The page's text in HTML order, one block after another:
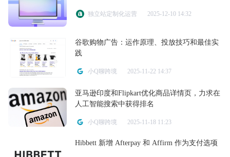
独立站定制化运营 2025-12-10 14:32
谷歌购物广告：运作原理、投放技巧和最佳实
践
小Q聊跨境 2025-11-22 14:37
亚马逊印度和Flipkart优化商品详情页，力求在
人工智能搜索中获得排名
小Q聊跨境 2025-11-18 11:23
Hibbett 新增 Afterpay 和 Affirm 作为支付选项